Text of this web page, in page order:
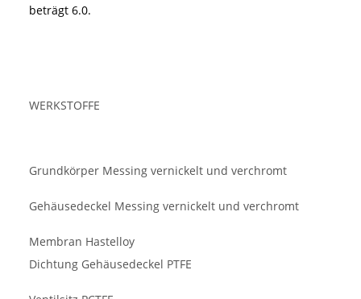
beträgt 6.0.
WERKSTOFFE
Grundkörper Messing vernickelt und verchromt
Gehäusedeckel Messing vernickelt und verchromt
Membran Hastelloy
Dichtung Gehäusedeckel PTFE